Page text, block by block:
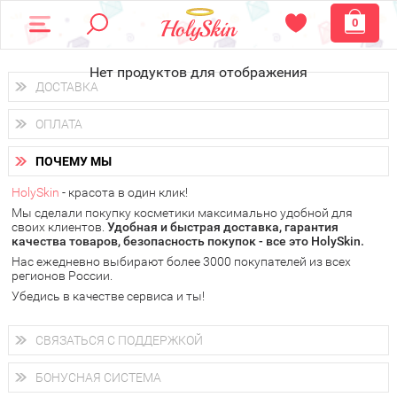
0
Нет продуктов для отображения
ДОСТАВКА
Доставка осуществляетсяпо всем городам России.
Вы можете выбрать доставку курьером, Почтой России или
получить заказ в пунктах выдачи PickPoint или пункте
самовывоза.
В 20 городах России доставка осуществляется ужена
следующий день.
у Вас всегда есть возможность получитьбесплатную
доставку от HolySkin.
подробнее об условиях доставки и оплаты в Вашем городе
ОПЛАТА
Вы можете оплатить свой заказ любым удобным способом:
наличными деньгами (
через интернет-банк (Альфа-банк, Сбербанк) и другими
электронными способами.
ПОЧЕМУ МЫ
HolySkin - красота в один клик!
Мы сделали покупку косметики максимально удобной для
своих клиентов. Удобная и быстрая доставка, гарантия
качества товаров, безопасность покупок - все это HolySkin.
Нас ежедневно выбирают более 3000 покупателей из всех
регионов России.
Убедись в качестве сервиса и ты!
СВЯЗАТЬСЯ С ПОДДЕРЖКОЙ
+7 (800) 707-24-55
Мы будем рады ответить на все Ваши вопросы по работе
магазина, проконсультировать по товарам, рассказать о
БОНУСНАЯ СИСТЕМА